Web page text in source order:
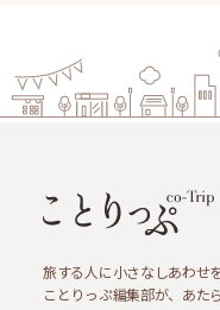
旅する人に小さなしあわせ
ことりっぷ編集部が、あた